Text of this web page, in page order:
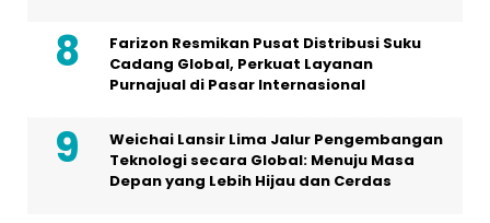
Farizon Resmikan Pusat Distribusi Suku
Cadang Global, Perkuat Layanan
Purnajual di Pasar Internasional
Weichai Lansir Lima Jalur Pengembangan
Teknologi secara Global: Menuju Masa
Depan yang Lebih Hijau dan Cerdas